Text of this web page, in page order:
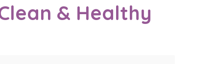
& Healthy